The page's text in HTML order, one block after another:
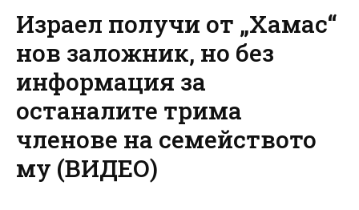
Израел получи от „Хамас“
нов заложник, но без
информация за
останалите трима
членове на семейството
му (ВИДЕО)